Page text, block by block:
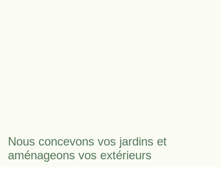
Nous concevons vos jardins et
aménageons vos extérieurs